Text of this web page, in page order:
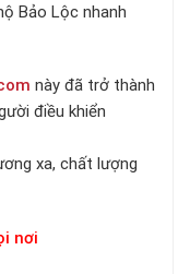
nhanh
này đã trở thành
điều khiển
xa, chất lượng
nơi